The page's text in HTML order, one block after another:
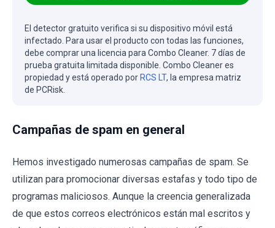
El detector gratuito verifica si su dispositivo móvil está
infectado. Para usar el producto con todas las funciones,
debe comprar una licencia para Combo Cleaner. 7 días de
prueba gratuita limitada disponible. Combo Cleaner es
propiedad y está operado por RCS LT, la empresa matriz
de PCRisk.
Campañas de spam en general
Hemos investigado numerosas campañas de spam. Se
utilizan para promocionar diversas estafas y todo tipo de
programas maliciosos. Aunque la creencia generalizada
de que estos correos electrónicos están mal escritos y